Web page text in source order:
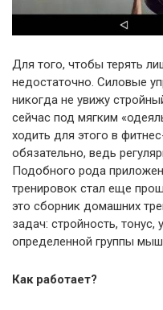
Для того, чтобы терять
недостаточно. Силовые
никогда не увижу
сейчас под мягким
ходить для этого в
обязательно, ведь
Подобного рода
тренировок стал еще
это сборник домашних
задач: стройность,
определенной группы
Как работает?